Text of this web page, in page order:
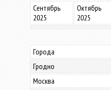
Сентябрь
2025
Октябрь
2025
Города
Гродно
Москва